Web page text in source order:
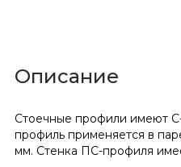
Описание
Стоечные профили имеют
профиль применяется в
мм. Стенка ПС-профиля